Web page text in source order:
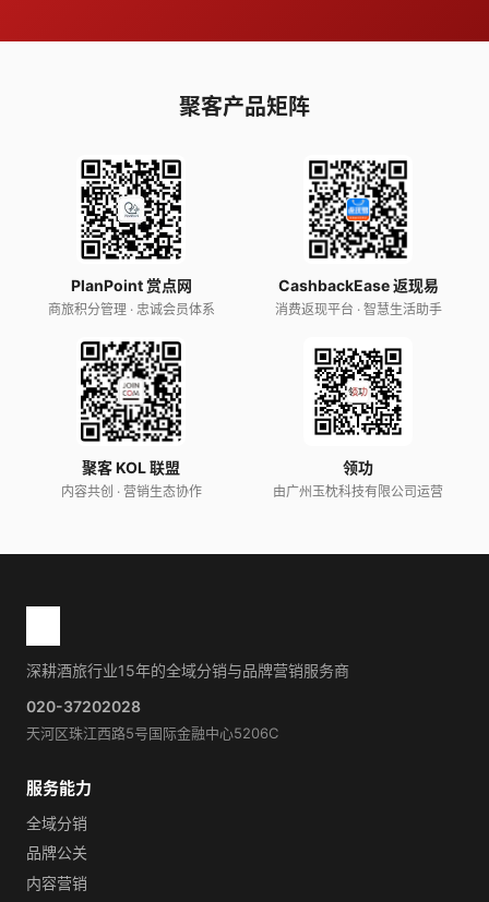
聚客产品矩阵
PlanPoint 赏点网
商旅积分管理 · 忠诚会员体系
CashbackEase 返现易
消费返现平台 · 智慧生活助手
聚客 KOL 联盟
内容共创 · 营销生态协作
领功
由广州玉枕科技有限公司运营
深耕酒旅行业15年的全域分销与品牌营销服务商
020-37202028
天河区珠江西路5号国际金融中心5206C
服务能力
全域分销
品牌公关
内容营销